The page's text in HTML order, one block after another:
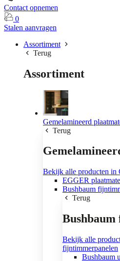
Contact opnemen
0
Stalen aanvragen
Assortiment
Terug
Assortiment
Gemelamineerd
Terug
Bekijk alle producten in
EGGER
Bushbaum
Terug
Bekijk alle
fijntimmerpanelen
Bushbaum